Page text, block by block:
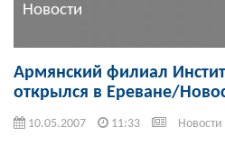
Новости
Армянский филиал
открылся в Ереване/
10.05.2007 11:33 Новости